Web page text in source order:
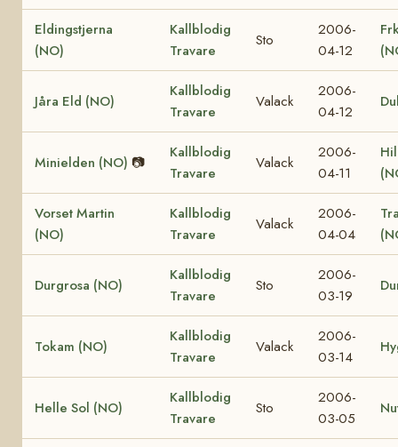
Eldingstjerna
(NO)
Kallblodig
Travare
Sto
2006-
04-12
Jåra Eld (NO)
Kallblodig
Travare
Valack
2006-
04-12
Minielden (NO) 📷
Kallblodig
Travare
Valack
2006-
04-11
Vorset Martin
(NO)
Kallblodig
Travare
Valack
2006-
04-04
Durgrosa (NO)
Kallblodig
Travare
Sto
2006-
03-19
Tokam (NO)
Kallblodig
Travare
Valack
2006-
03-14
Helle Sol (NO)
Kallblodig
Travare
Sto
2006-
03-05